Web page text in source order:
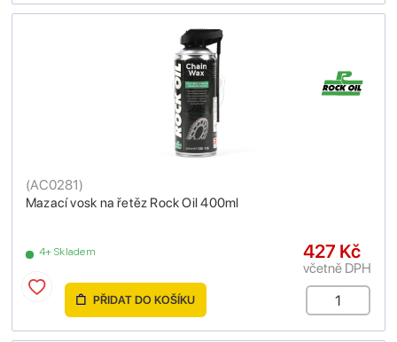
Mazací vosk na řetěz Rock Oil 400ml
(AC0281)
4+ Skladem 427 Kč
včetně DPH
PŘIDAT DO KOŠÍKU